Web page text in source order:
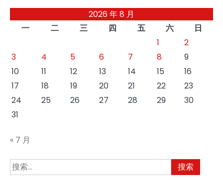
2026 年 8 月
一
二 三 四 五 六
日
1
2
3
4 5 6 7 8
9
10
11 12 13 14 15
16
17
18 19 20 21 22
23
24
25 26 27 28 29
30
31
« 7 月
搜
索：